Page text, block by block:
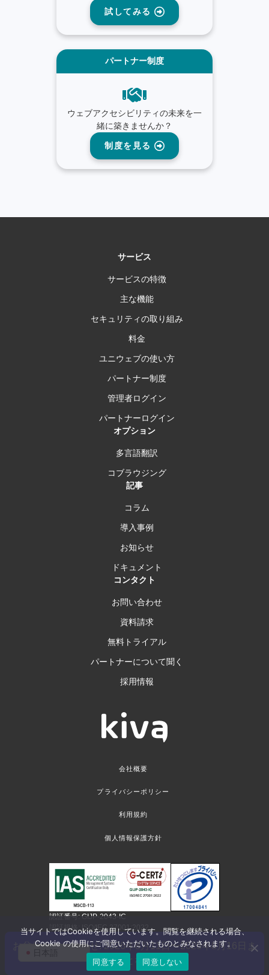
試してみる
パートナー制度
ウェブアクセシビリティの未来を一
緒に築きませんか？
制度を見る
サービス
サービスの特徴
主な機能
セキュリティの取り組み
料金
ユニウェブの使い方
パートナー制度
管理者ログイン
パートナーログイン
オプション
多言語翻訳
コブラウジング
記事
コラム
導入事例
お知らせ
ドキュメント
コンタクト
お問い合わせ
資料請求
無料トライアル
パートナーについて聞く
採用情報
会社概要
プライバシーポリシー
利用規約
個人情報保護方針
認証番号: GIJP-2043-IC
認証規格: ISO/IEC 27001:2022
認証範囲：本社
©kiva corp. All rights reserved
お盆休みのお知らせ: 2026年8月11日〜2026年8月16日ま
で休業となります
当サイトではCookieを使用しています。閲覧を継続される場合、
Cookie の使用にご同意いただいたものとみなされます。
同意する
同意しない